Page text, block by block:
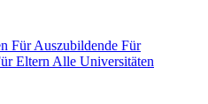
Für Auszubildende Für
Eltern Alle Universitäten